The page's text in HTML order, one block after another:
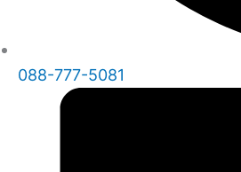
088-777-5081